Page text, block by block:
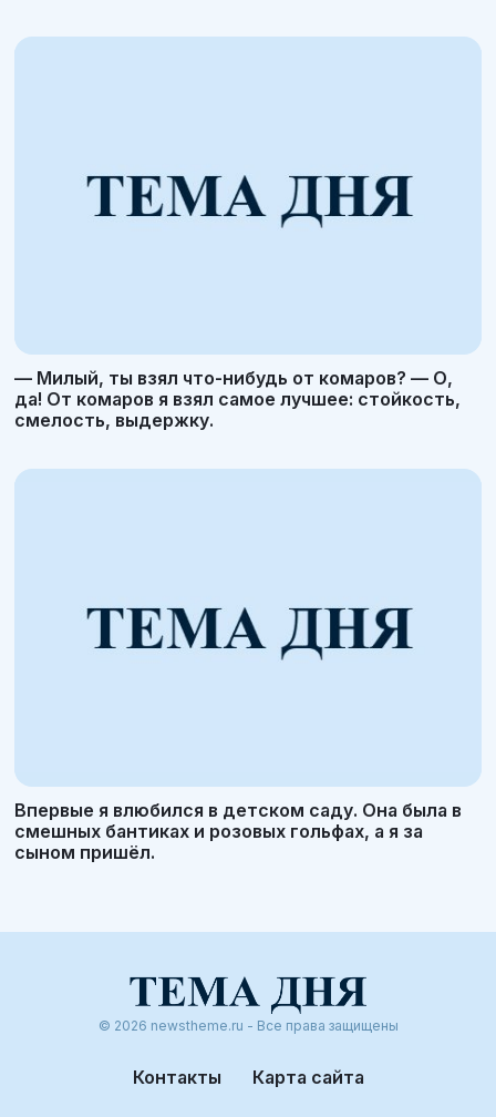
— Милый, ты взял что-нибудь от комаров? — О,
да! От комаров я взял самое лучшее: стойкость,
смелость, выдержку.
Впервые я влюбился в детском саду. Она была в
смешных бантиках и розовых гольфах, а я за
сыном пришёл.
© 2026 newstheme.ru - Все права защищены
Контакты Карта сайта